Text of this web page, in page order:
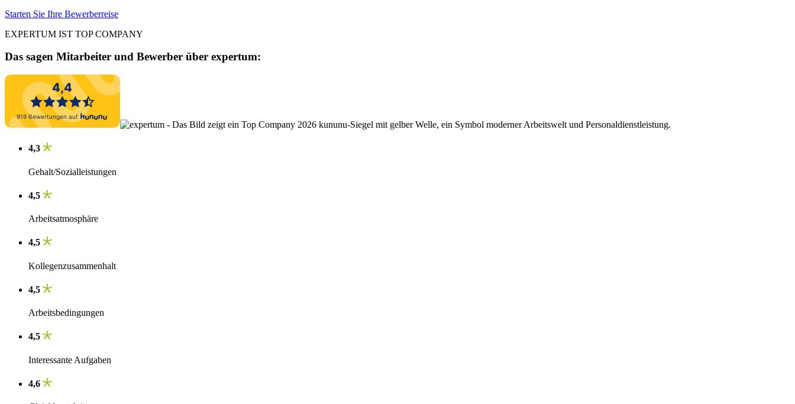
Starten Sie Ihre Bewerberreise
EXPERTUM IST TOP COMPANY
Das sagen Mitarbeiter und Bewerber über expertum:
4,3
Gehalt/Sozialleistungen
4,5
Arbeitsatmosphäre
4,5
Kollegenzusammenhalt
4,5
Arbeitsbedingungen
4,5
Interessante Aufgaben
4,6